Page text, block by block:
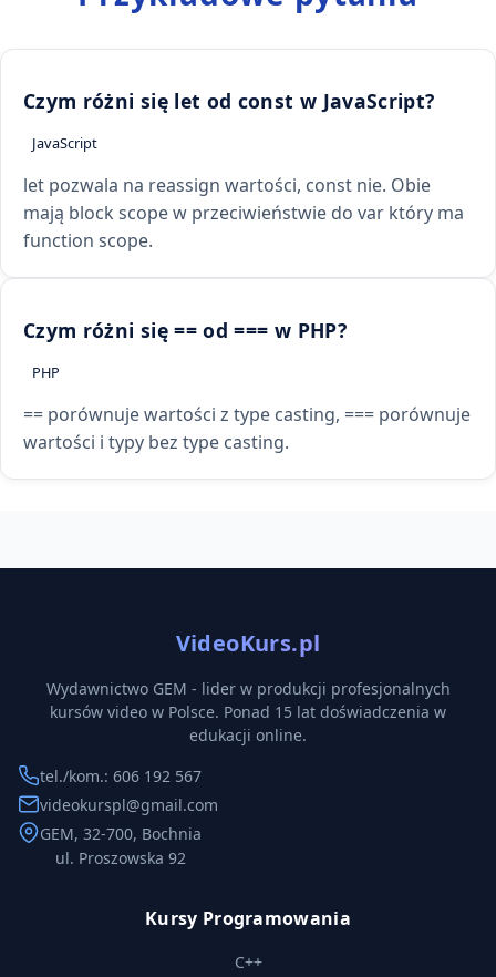
Czym różni się let od const w JavaScript?
JavaScript
let pozwala na reassign wartości, const nie. Obie
mają block scope w przeciwieństwie do var który ma
function scope.
Czym różni się == od === w PHP?
PHP
== porównuje wartości z type casting, === porównuje
wartości i typy bez type casting.
VideoKurs.pl
Wydawnictwo GEM - lider w produkcji profesjonalnych
kursów video w Polsce. Ponad 15 lat doświadczenia w
edukacji online.
tel./kom.: 606 192 567
videokurspl@gmail.com
GEM, 32-700, Bochnia
ul. Proszowska 92
Kursy Programowania
C++